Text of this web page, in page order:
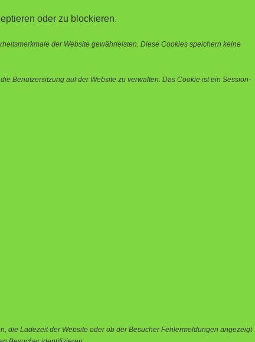
oder zu blockieren.
der Website gewährleisten. Diese Cookies speichern keine
Benutzersitzung auf der Website zu verwalten. Das Cookie ist ein Session-
die Ladezeit der Website oder ob der Besucher Fehlermeldungen angezeigt